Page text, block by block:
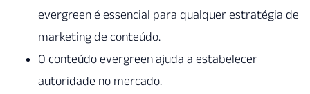
evergreen é essencial para qualquer estratégia de
marketing de conteúdo.
O conteúdo evergreen ajuda a estabelecer
autoridade no mercado.